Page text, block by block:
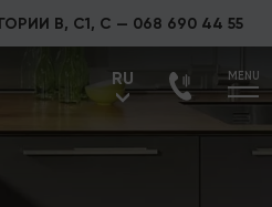
В, С1, С — 068 690 44 55
RU MENU